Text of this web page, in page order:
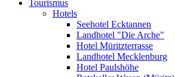
Tourismus
Hotels
Seehotel Ecktannen
Landhotel "Die Arche"
Hotel Müritzterrasse
Landhotel Mecklenburg
Hotel Paulshöhe